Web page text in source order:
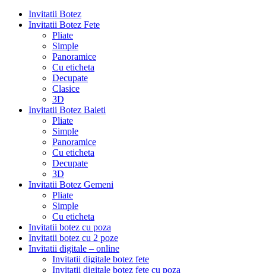
Invitatii Botez
Invitatii Botez Fete
Pliate
Simple
Panoramice
Cu eticheta
Decupate
Clasice
3D
Invitatii Botez Baieti
Pliate
Simple
Panoramice
Cu eticheta
Decupate
3D
Invitatii Botez Gemeni
Pliate
Simple
Cu eticheta
Invitatii botez cu poza
Invitatii botez cu 2 poze
Invitatii digitale – online
Invitatii digitale botez fete
Invitatii digitale botez fete cu poza